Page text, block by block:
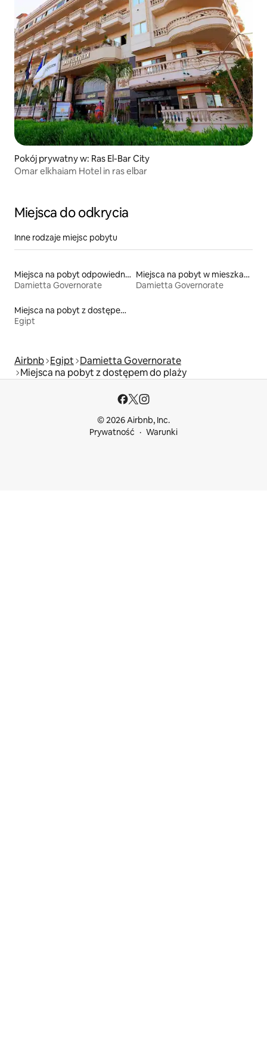
Pokój prywatny w: Ras El-Bar City
Omar elkhaiam Hotel in ras elbar
Miejsca do odkrycia
Inne rodzaje miejsc pobytu
Miejsca na pobyt odpowiednie dla rodzin
Damietta Governorate
Miejsca na pobyt w mieszkaniach
Damietta Governorate
Miejsca na pobyt z dostępem do plaży
Egipt
Airbnb Egipt Damietta Governorate
Miejsca na pobyt z dostępem do plaży
© 2026 Airbnb, Inc.
Prywatność
Warunki